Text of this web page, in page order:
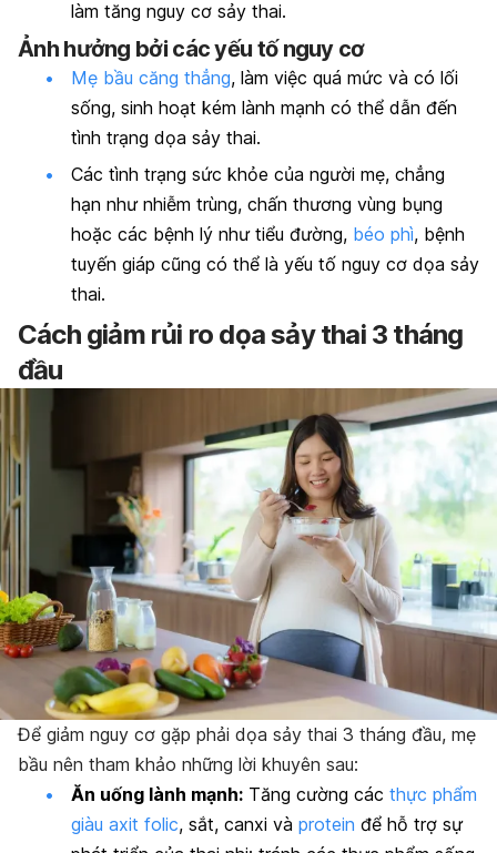
làm tăng nguy cơ sảy thai.
Ảnh hưởng bởi các yếu tố nguy cơ
Mẹ bầu căng thẳng, làm việc quá mức và có lối
sống, sinh hoạt kém lành mạnh có thể dẫn đến
tình trạng dọa sảy thai.
Các tình trạng sức khỏe của người mẹ, chẳng
hạn như nhiễm trùng, chấn thương vùng bụng
hoặc các bệnh lý như tiểu đường, béo phì, bệnh
tuyến giáp cũng có thể là yếu tố nguy cơ dọa sảy
thai.
Cách giảm rủi ro dọa sảy thai 3 tháng
đầu
Để giảm nguy cơ gặp phải dọa sảy thai 3 tháng đầu, mẹ
bầu nên tham khảo những lời khuyên sau:
Ăn uống lành mạnh: Tăng cường các thực phẩm
giàu axit folic, sắt, canxi và protein để hỗ trợ sự